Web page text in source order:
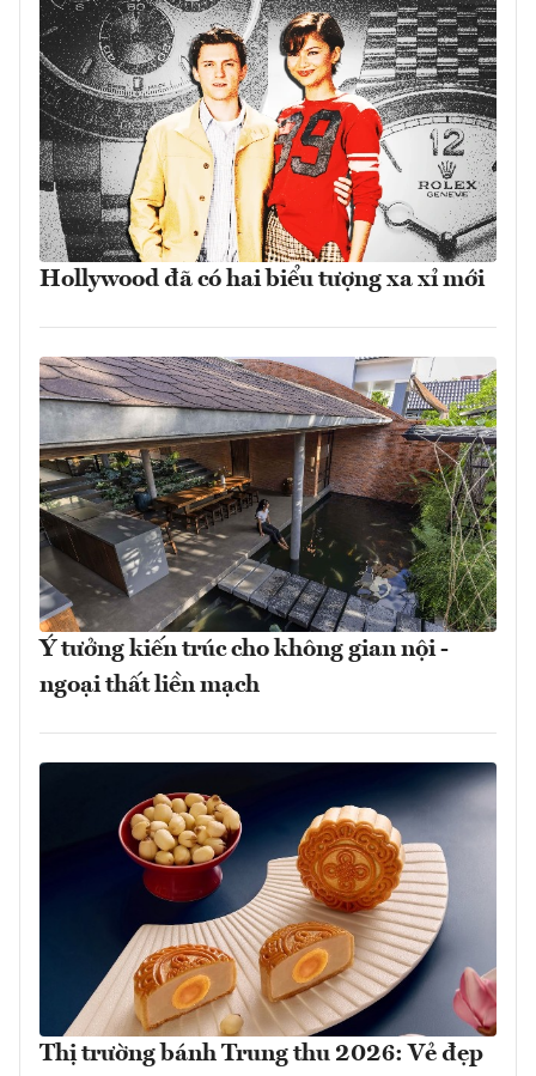
Hollywood đã có hai biểu tượng xa xỉ mới
Ý tưởng kiến trúc cho không gian nội -
ngoại thất liền mạch
Thị trường bánh Trung thu 2026: Vẻ đẹp